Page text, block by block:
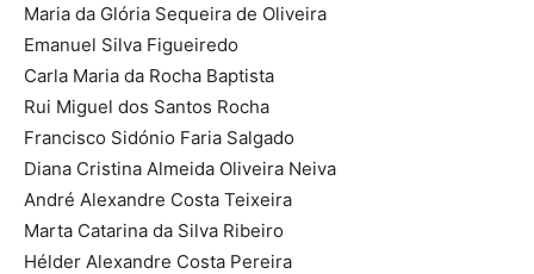
Maria da Glória Sequeira de Oliveira
Emanuel Silva Figueiredo
Carla Maria da Rocha Baptista
Rui Miguel dos Santos Rocha
Francisco Sidónio Faria Salgado
Diana Cristina Almeida Oliveira Neiva
André Alexandre Costa Teixeira
Marta Catarina da Silva Ribeiro
Hélder Alexandre Costa Pereira